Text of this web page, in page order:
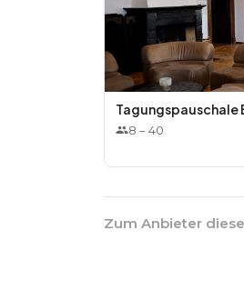
Trainerin)
Tagungspauschale
8 –40
Zum Anbieter